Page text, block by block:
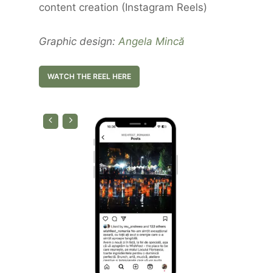
content creation (Instagram Reels)
Graphic design:Angela Mincă
WATCH THE REEL HERE